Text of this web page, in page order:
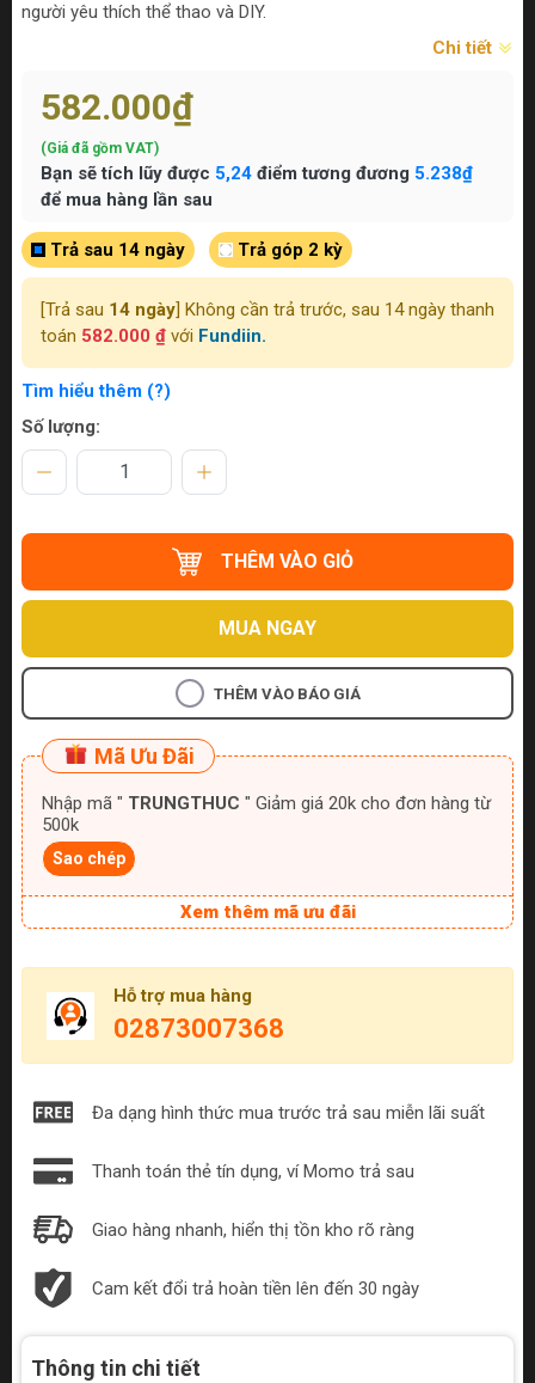
người yêu thích thể thao và DIY.
Chi tiết
582.000₫
(Giá đã gồm VAT)
Bạn sẽ tích lũy được 5,24 điểm tương đương 5.238₫
để mua hàng lần sau
Trả sau 14 ngày Trả góp 2 kỳ
[Trả sau 14 ngày ] Không cần trả trước, sau 14 ngày thanh
toán 582.000 ₫ với Fundiin.
Tìm hiểu thêm (?)
Số lượng:
THÊM VÀO GIỎ
MUA NGAY
THÊM VÀO BÁO GIÁ
Mã Ưu Đãi
Nhập mã " TRUNGTHUC " Giảm giá 20k cho đơn hàng từ
500k
Sao chép
Xem thêm mã ưu đãi
Hỗ trợ mua hàng
02873007368
Đa dạng hình thức mua trước trả sau miễn lãi suất
Thanh toán thẻ tín dụng, ví Momo trả sau
Giao hàng nhanh, hiển thị tồn kho rõ ràng
Cam kết đổi trả hoàn tiền lên đến 30 ngày
Thông tin chi tiết